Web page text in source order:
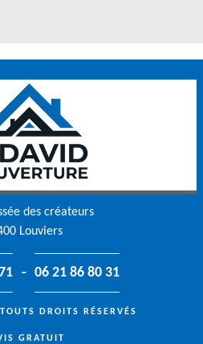
des créateurs
Louviers
- 06 21 86 80 31
DROITS RÉSERVÉS
GRATUIT